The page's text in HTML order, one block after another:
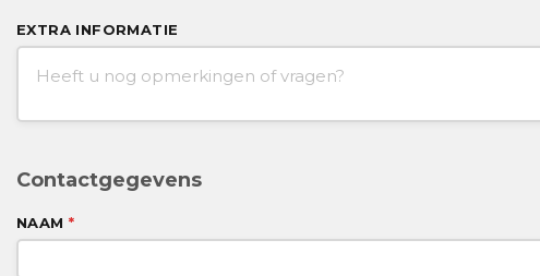
EXTRA INFORMATIE
Contactgegevens
NAAM *